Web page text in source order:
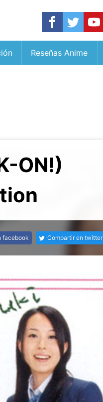
Reseñas Anime
ON!)
facebook Compartir en twitter